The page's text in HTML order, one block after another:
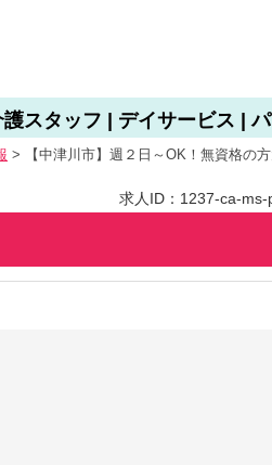
スタッフ | デイサービス | パ
> 【中津川市】週２日～OK！無資格の
求人ID：1237-ca-ms-